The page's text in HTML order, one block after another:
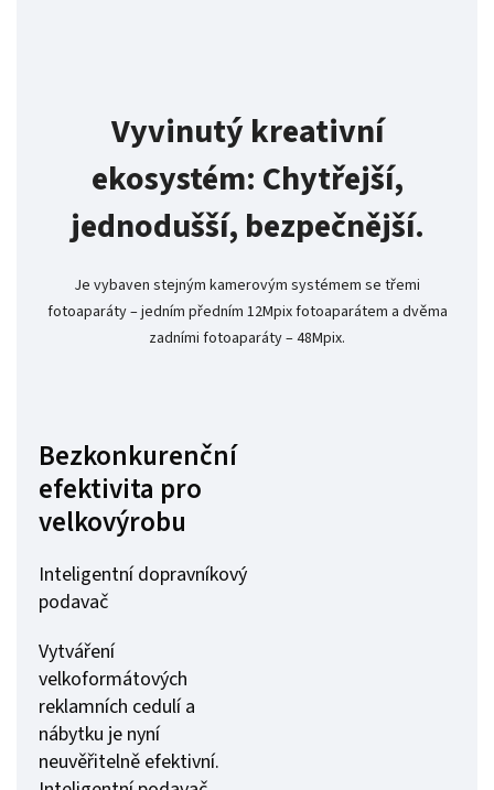
Vyvinutý kreativní
ekosystém: Chytřejší,
jednodušší, bezpečnější.
Je vybaven stejným kamerovým systémem se třemi
fotoaparáty – jedním předním 12Mpix fotoaparátem a dvěma
zadními fotoaparáty – 48Mpix.
Bezkonkurenční
efektivita pro
velkovýrobu
Inteligentní dopravníkový
podavač
Vytváření
velkoformátových
reklamních cedulí a
nábytku je nyní
neuvěřitelně efektivní.